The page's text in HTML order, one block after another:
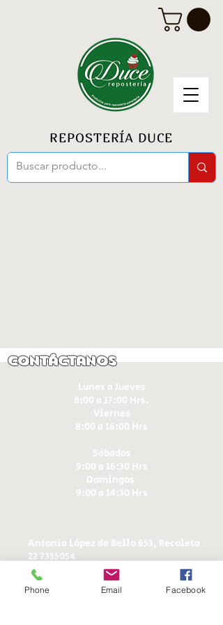
REPOSTERÍA DUCE
Contáctanos
Lunes a Jueves
8:00 a 17:00 Hrs.
Viernes
8:00 a 16:00 Hrs​
Sábados
9:00 a 16:30 Hrs
Domingos
9:00 a 14:30 Hrs
Antonia López de Bello 653, Recoleta
22 7355054
22 7375725
+56 9 75224598
ducereposteria@gmail.com
Phone Email Facebook